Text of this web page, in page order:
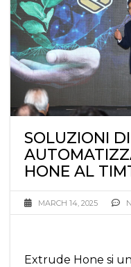
SOLUZIONI
HONE AL
MARCH 14, 2025
Extrude Hone si